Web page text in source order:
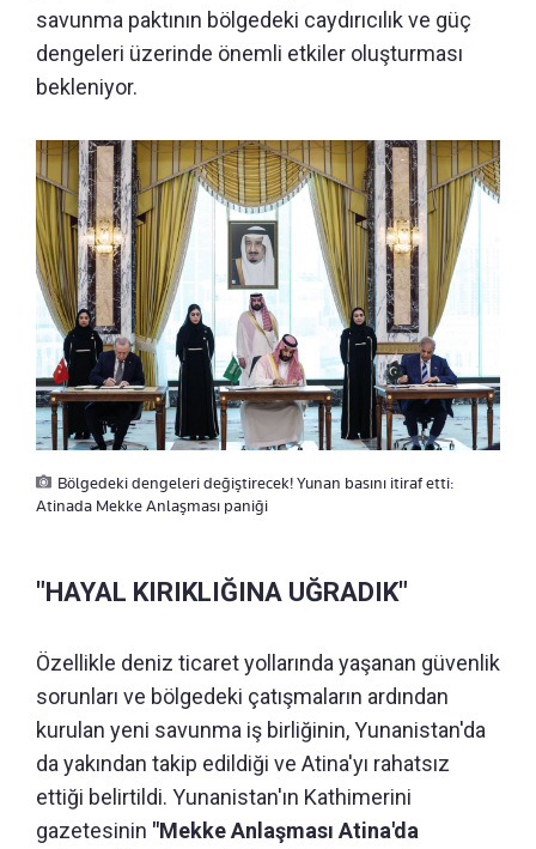
savunma paktının bölgedeki caydırıcılık ve güç
dengeleri üzerinde önemli etkiler oluşturması
bekleniyor.
Bölgedeki dengeleri değiştirecek! Yunan basını itiraf etti:
Atinada Mekke Anlaşması paniği
"HAYAL KIRIKLIĞINA UĞRADIK"
Özellikle deniz ticaret yollarında yaşanan güvenlik
sorunları ve bölgedeki çatışmaların ardından
kurulan yeni savunma iş birliğinin, Yunanistan'da
da yakından takip edildiği ve Atina'yı rahatsız
ettiği belirtildi. Yunanistan'ın Kathimerini
gazetesinin "Mekke Anlaşması Atina'da